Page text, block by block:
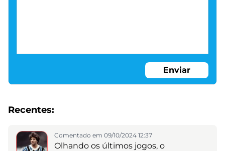
Enviar
Recentes:
Comentado em 09/10/2024 12:37
Olhando os últimos jogos, o